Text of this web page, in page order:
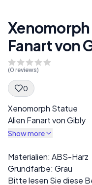
Xenomorph
Fanart von
(0 reviews)
0
Spec Description
Xenomorph Statue
Alien Fanart von Gibly
Show more
Description
Materialien: ABS-Harz
Grundfarbe: Grau
Bitte lesen Sie diese